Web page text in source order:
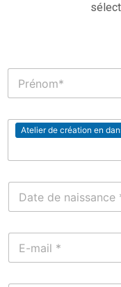
Atelier de création en